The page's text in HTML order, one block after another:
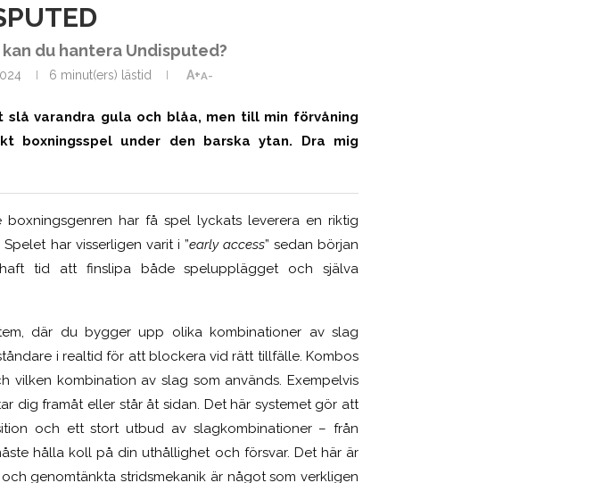
du hantera Undisputed?
6 minut(ers) lästid A+A-
slå varandra gula och blåa, men till min förvåning
boxningsspel under den barska ytan. Dra mig
boxningsgenren har få spel lyckats leverera en riktig
har visserligen varit i ”early access” sedan början
tid att finslipa både spelupplägget och själva
där du bygger upp olika kombinationer av slag
i realtid för att blockera vid rätt tillfälle. Kombos
vilken kombination av slag som används. Exempelvis
dig framåt eller står åt sidan. Det här systemet gör att
och ett stort utbud av slagkombinationer – från
hålla koll på din uthållighet och försvar. Det här är
genomtänkta stridsmekanik är något som verkligen